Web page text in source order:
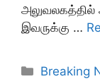
அலுவலகத்தில்
இவருக்கு …
Breaking